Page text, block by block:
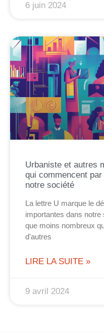
6 juin 2024
Urbaniste et autres
qui commencent
notre société
La lettre U marque le
importantes dans
que moins nombreux
d'autres
LIRE LA SUITE »
9 avril 2024